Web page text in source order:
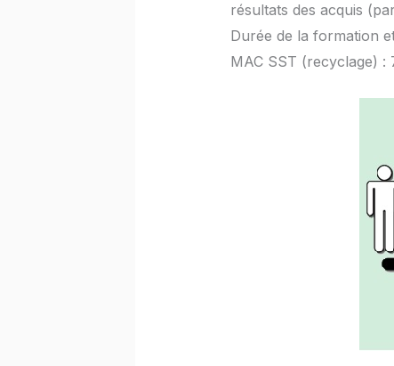
résultats des acquis
Durée de la formation
MAC SST (recyclage)